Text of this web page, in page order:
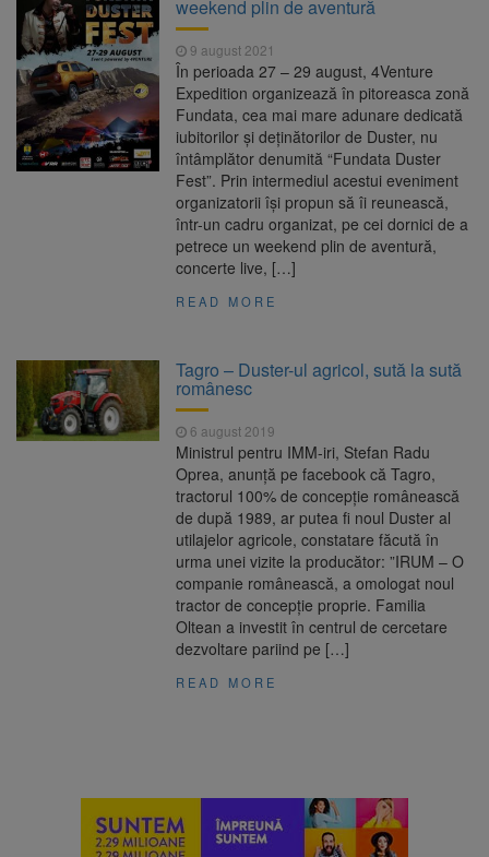
weekend plin de aventură
9 august 2021
În perioada 27 – 29 august, 4Venture
Expedition organizează în pitoreasca zonă
Fundata, cea mai mare adunare dedicată
iubitorilor și deținătorilor de Duster, nu
întâmplător denumită “Fundata Duster
Fest”. Prin intermediul acestui eveniment
organizatorii își propun să îi reunească,
într-un cadru organizat, pe cei dornici de a
petrece un weekend plin de aventură,
concerte live, […]
READ MORE
Tagro – Duster-ul agricol, sută la sută
românesc
6 august 2019
Ministrul pentru IMM-iri, Stefan Radu
Oprea, anunță pe facebook că Tagro,
tractorul 100% de concepție românească
de după 1989, ar putea fi noul Duster al
utilajelor agricole, constatare făcută în
urma unei vizite la producător: ”IRUM – O
companie românească, a omologat noul
tractor de concepție proprie. Familia
Oltean a investit în centrul de cercetare
dezvoltare pariind pe […]
READ MORE